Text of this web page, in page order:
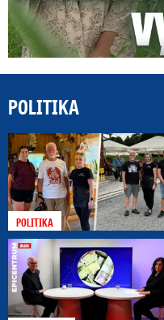
POLITIKA
POLITIKA